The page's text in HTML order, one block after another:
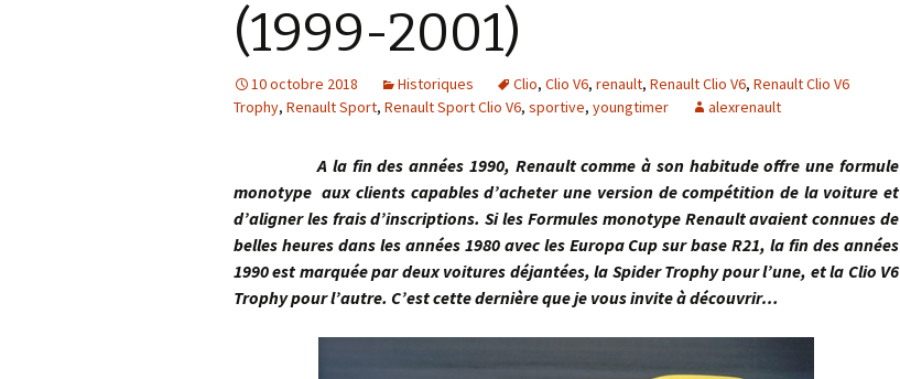
(1999-2001)
10 octobre 2018 Historiques Clio, Clio V6, renault, Renault Clio V6, Renault Clio V6
Trophy, Renault Sport, Renault Sport Clio V6, sportive, youngtimer alexrenault
A la fin des années 1990, Renault comme à son habitude offre une formule
monotype aux clients capables d’acheter une version de compétition de la voiture et
d’aligner les frais d’inscriptions. Si les Formules monotype Renault avaient connues de
belles heures dans les années 1980 avec les Europa Cup sur base R21, la fin des années
1990 est marquée par deux voitures déjantées, la Spider Trophy pour l’une, et la Clio V6
Trophy pour l’autre. C’est cette dernière que je vous invite à découvrir…